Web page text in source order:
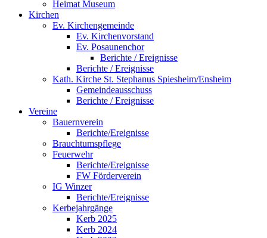
Heimat Museum
Kirchen
Ev. Kirchengemeinde
Ev. Kirchenvorstand
Ev. Posaunenchor
Berichte / Ereignisse
Berichte / Ereignisse
Kath. Kirche St. Stephanus Spiesheim/Ensheim
Gemeindeausschuss
Berichte / Ereignisse
Vereine
Bauernverein
Berichte/Ereignisse
Brauchtumspflege
Feuerwehr
Berichte/Ereignisse
FW Förderverein
IG Winzer
Berichte/Ereignisse
Kerbejahrgänge
Kerb 2025
Kerb 2024